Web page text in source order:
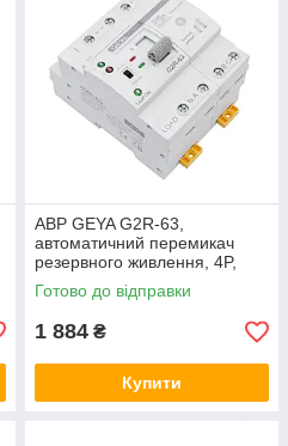
АВР GEYA G2R-63,
автоматичний перемикач
резервного живлення, 4P,
63A, 230V (ATS)
Готово до відправки
1 884 ₴
Купити